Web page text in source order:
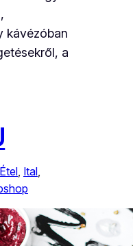
kávézóban
a
Étel Ital